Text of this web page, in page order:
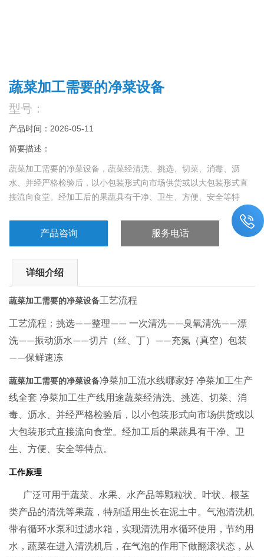
蔬菜加工需要的净菜设备
型号：
产品时间：2026-05-11
简要描述：
蔬菜加工需要的净菜设备，蔬菜经清洗、挑选、切菜、消毒、沥
水、并经严格检验后，以小包装形式向市场供货或以大包装形式直
接流向食堂。经加工后的果蔬具有干净、卫生、方便、安全等特
产品咨询 服务电话
详细介绍
蔬菜加工需要的净菜设备工艺流程
工艺流程：挑选——整理——一次清洗——臭氧清洗——漂
洗——振动沥水——切片（丝、丁） ——充氮（真空）包装
——保鲜速冻
蔬菜加工需要的净菜设备净菜加工流水线哪家好 净菜加工生产
线全套 净菜加工生产线用途蔬菜经清洗、挑选、切菜、消
毒、沥水、并经严格检验后，以小包装形式向市场供货或以
大包装形式直接流向食堂。经加工后的果蔬具有干净、卫
生、方便、安全等特点。
工作原理
广泛可用于蔬菜、水果、水产品等颗粒状、叶状、根茎
类产品的清洗等果蔬，特别适用生长在泥土中。气泡清洗机
带有循环水泵和过滤水箱，实现清洗用水循环使用，节约用
水，蔬菜在进入清洗机后，在气泡的作用下做翻滚状态，从